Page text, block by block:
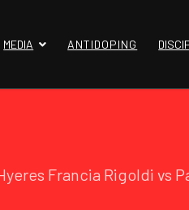
MEDIA ANTIDOPING
Francia Rigoldi